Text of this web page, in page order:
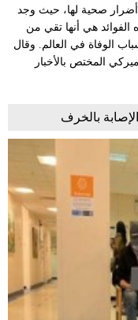
أضرار صحية لها، حيث وجد
الفوائد هي أنها تقي من
الوفاة في العالم. وقال
المختص بالأخبار
بالخرف